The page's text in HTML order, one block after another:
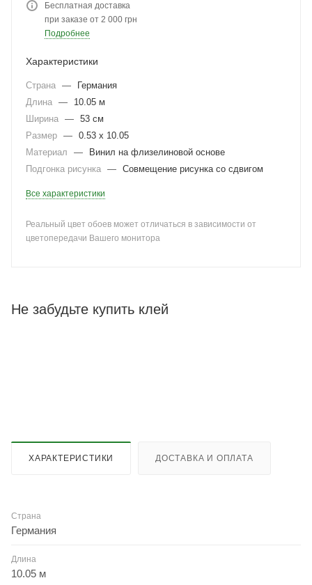
Бесплатная доставка
при заказе от 2 000 грн
Подробнее
Характеристики
Страна —
Германия
Длина —
10.05 м
Ширина — 53 см
Размер — 0.53 x 10.05
Материал
—
Винил на флизелиновой основе
Подгонка рисунка — Совмещение рисунка со сдвигом
Все характеристики
Реальный цвет обоев может отличаться в зависимости от
цветопередачи Вашего монитора
Не забудьте купить клей
ХАРАКТЕРИСТИКИ ДОСТАВКА И ОПЛАТА
Страна
Германия
Длина
10.05 м